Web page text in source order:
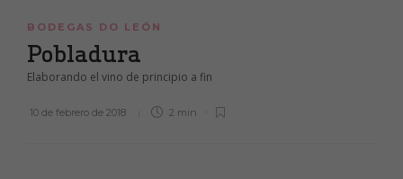
BODEGAS DO LEÓN
Pobladura
Elaborando el vino de principio a fin
10 de febrero de 2018 2 min